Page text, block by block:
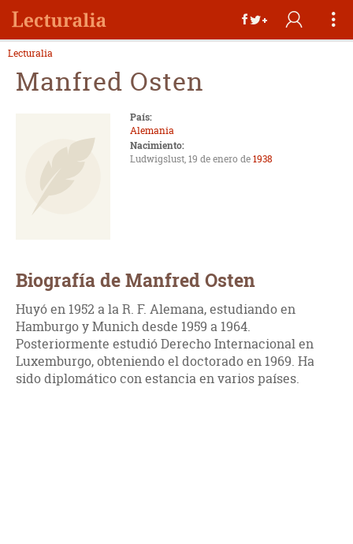
Lecturalia
Manfred Osten
País:
Alemania
Nacimiento:
Ludwigslust, 19 de enero de1938
Biografía de Manfred Osten
Huyó en 1952 a la R. F. Alemana, estudiando en
Hamburgo y Munich desde 1959 a 1964.
Posteriormente estudió Derecho Internacional en
Luxemburgo, obteniendo el doctorado en 1969. Ha
sido diplomático con estancia en varios países.